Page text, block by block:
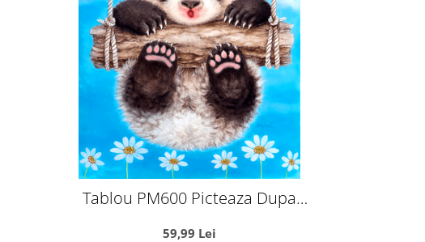
Tablou PM600 Picteaza Dupa
59,99 Lei